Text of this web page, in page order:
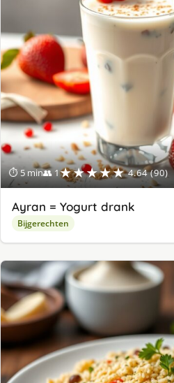
⏱ 5 min👥 1★★★★★ 4.64 (90)
Ayran = Yogurt drank
Bijgerechten